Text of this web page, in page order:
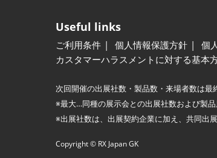
Useful links
ご利用条件 個人情報保護方針 個
カスタマーハラスメントに対する基本
次回開催の出展社数・製品数・来場者数は最
※最大…同種の展示会との出展社数および製品
※出展社数は、出展契約企業に加え、共同出
Copyright © RX Japan GK